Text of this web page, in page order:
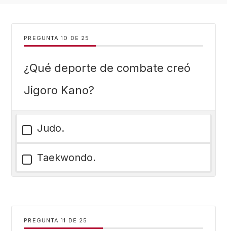
PREGUNTA DE 25
¿Qué deporte de combate creó
Jigoro Kano?
Judo.
Taekwondo.
PREGUNTA DE 25